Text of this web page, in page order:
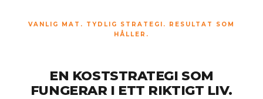
VANLIG MAT. TYDLIG STRATEGI. RESULTAT SOM
HÅLLER.
EN KOSTSTRATEGI SOM
FUNGERAR I ETT RIKTIGT LIV.